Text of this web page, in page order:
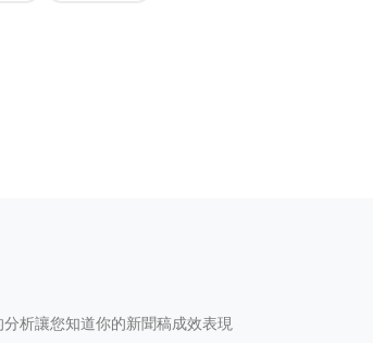
析讓您知道你的新聞稿成效表現